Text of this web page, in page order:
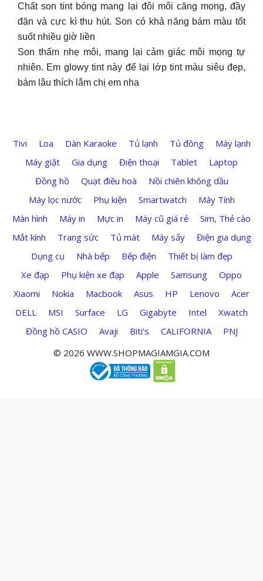
Chất son tint bóng mang lại đôi môi căng mọng, đầy
đặn và cực kì thu hút. Son có khả năng bám màu tốt
suốt nhiều giờ liền
Son thấm nhẹ môi, mang lại cảm giác môi mọng tự
nhiên. Em glowy tint này để lại lớp tint màu siêu đẹp,
bám lâu thích lắm chị em nha
Tivi Loa Dàn Karaoke Tủ lạnh Tủ đông
Máy lạnh
Máy giặt
Gia dụng Điện thoại Tablet
Laptop
Đồng hồ
Quạt điều hoà
Nồi chiên không dầu
Máy lọc nước
Phụ kiện Smartwatch
Máy Tính
Màn hình
Máy in Mực in Máy cũ giá rẻ
Sim, Thẻ cào
Mắt kính
Trang sức Tủ mát Máy sấy
Điện gia dụng
Dụng cụ
Nhà bếp Bếp điện
Thiết bị làm đẹp
Xe đạp
Phụ kiện xe đạp Apple Samsung
Oppo
Xiaomi
Nokia Macbook Asus HP Lenovo
Acer
DELL
MSI Surface LG Gigabyte Intel
Xwatch
Đồng hồ CASIO
Avaji Biti’s CALIFORNIA
PNJ
© 2026 WWW.SHOPMAGIAMGIA.COM